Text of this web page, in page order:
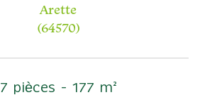
Arette
(64570)
7 pièces - 177 m²